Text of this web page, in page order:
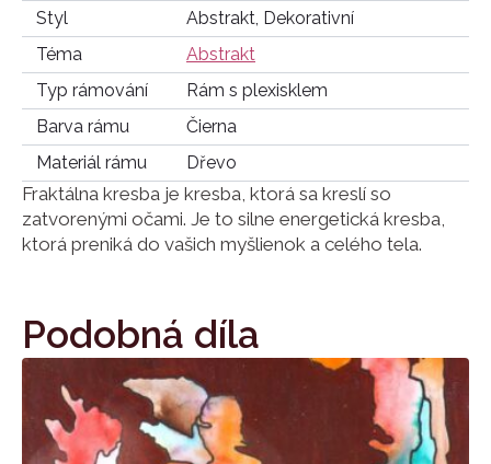
Styl
Abstrakt, Dekorativní
Téma
Abstrakt
Typ rámování
Rám s plexisklem
Barva rámu
Čierna
Materiál rámu
Dřevo
Fraktálna kresba je kresba, ktorá sa kreslí so
zatvorenými očami. Je to silne energetická kresba,
ktorá preniká do vašich myšlienok a celého tela.
Podobná díla